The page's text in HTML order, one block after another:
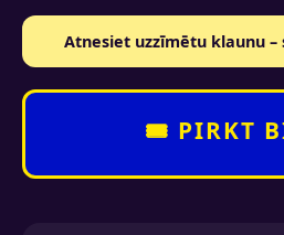
Atnesiet uzzīmētu klaunu –
🎟 PIRKT